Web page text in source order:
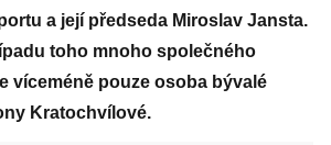
a její předseda Miroslav Jansta.
toho mnoho společného
víceméně pouze osoba bývalé
Kratochvílové.